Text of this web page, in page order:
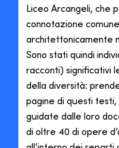
Liceo Arcangeli, che
connotazione
architettonicamente
Sono stati quindi
racconti) significativi
della diversità:
pagine di questi
guidate dalle loro
di oltre 40 di opere